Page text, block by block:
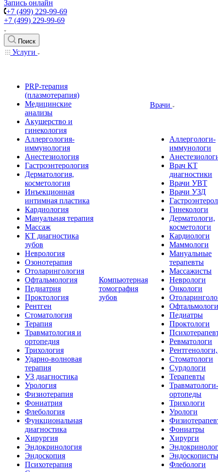
Запись онлайн
+7 (499) 229-99-69
+7 (499) 229-99-69
Поиск
Услуги
PRP-терапия
(плазмотерапия)
Медицинские
анализы
Акушерство и
гинекология
Аллергология-
иммунология
Анестезиология
Гастроэнтерология
Дерматология,
косметология
Инъекционная
интимная пластика
Кардиология
Мануальная терапия
Массаж
КТ диагностика
зубов
Неврология
Озонотерапия
Отоларингология
Офтальмология
Педиатрия
Проктология
Рентген
Стоматология
Терапия
Травматология и
ортопедия
Трихология
Ударно-волновая
терапия
УЗ диагностика
Урология
Физиотерапия
Фониатрия
Флебология
Функциональная
диагностика
Хирургия
Эндокринология
Эндоскопия
Психотерапия
Компьютерная
томография
зубов
Врачи
Аллергологи-
иммунологи
Врач КТ
диагностики
Врачи УВТ
Врачи УЗД
Гинекологи
Дерматологи,
косметологи
Кардиологи
Маммологи
Мануальные
терапевты
Массажисты
Неврологи
Онкологи
Офтальмологи
Педиатры
Проктологи
Ревматологи
Стоматологи
Сурдологи
Терапевты
Травматологи-
ортопеды
Трихологи
Урологи
Фониатры
Хирурги
Эндоскописты
Флебологи